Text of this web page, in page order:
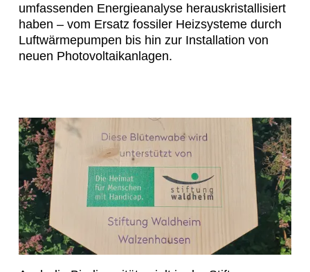
umfassenden Energieanalyse herauskristallisiert
haben – vom Ersatz fossiler Heizsysteme durch
Luftwärmepumpen bis hin zur Installation von
neuen Photovoltaikanlagen.